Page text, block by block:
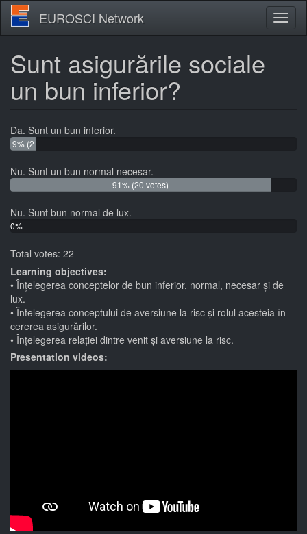
Skip
main
EUROSCI Network
Sunt asigurările sociale
un bun inferior?
Da. Sunt un bun inferior.
9% (2
Nu. Sunt un bun normal necesar.
91% (20 votes)
Nu. Sunt bun normal de lux.
0%
votes)
Total votes: 22
Learning objectives:
Înțelegerea conceptelor de bun inferior, normal, necesar și de
lux.
Întelegerea conceptului de aversiune la risc și rolul acesteia în
cererea asigurărilor.
Înțelegerea relației dintre venit și aversiune la risc.
Presentation videos: